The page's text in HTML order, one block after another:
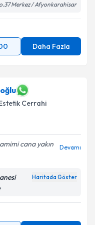
Merkez / Afyonkarahisar
Daha Fazla
Cerrahi
cana yakın
Devamı
Haritada Göster